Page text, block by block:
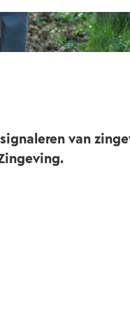
van